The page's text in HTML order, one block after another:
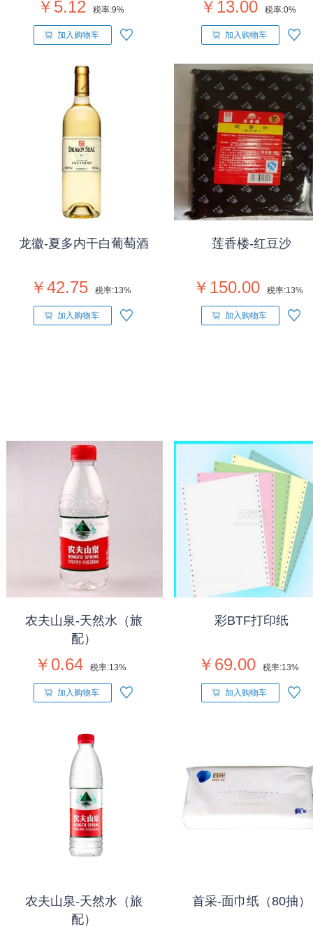
￥5.12 税率:9%
加入购物车
￥13.00 税率:0%
加入购物车
龙徽-夏多内干白葡萄酒
￥42.75 税率:13%
加入购物车
莲香楼-红豆沙
￥150.00 税率:13%
加入购物车
农夫山泉-天然水（旅
配）
￥0.64 税率:13%
加入购物车
彩BTF打印纸
￥69.00 税率:13%
加入购物车
农夫山泉-天然水（旅
配）
首采-面巾纸（80抽）